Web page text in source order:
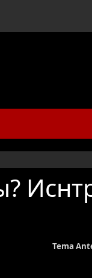
Tema